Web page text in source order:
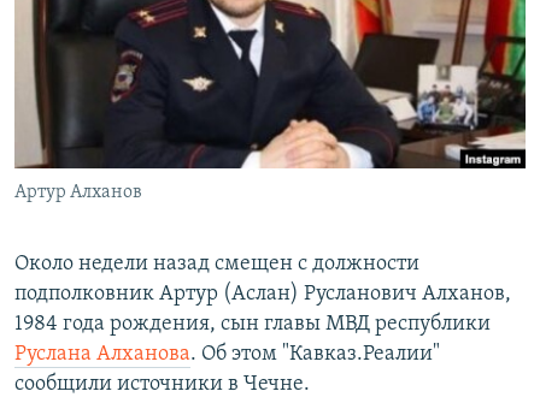
РАСПИСАНИЕ ВЕЩАНИЯ
ПОДПИШИТЕСЬ НА РАССЫЛКУ
СОЦИАЛЬНЫЕ СЕТИ
Все сайты РСЕ/РС
Артур Алханов
Около недели назад смещен с должности
подполковник Артур (Аслан) Русланович Алханов,
1984 года рождения, сын главы МВД республики
Руслана Алханова. Об этом "Кавказ.Реалии"
сообщили источники в Чечне.